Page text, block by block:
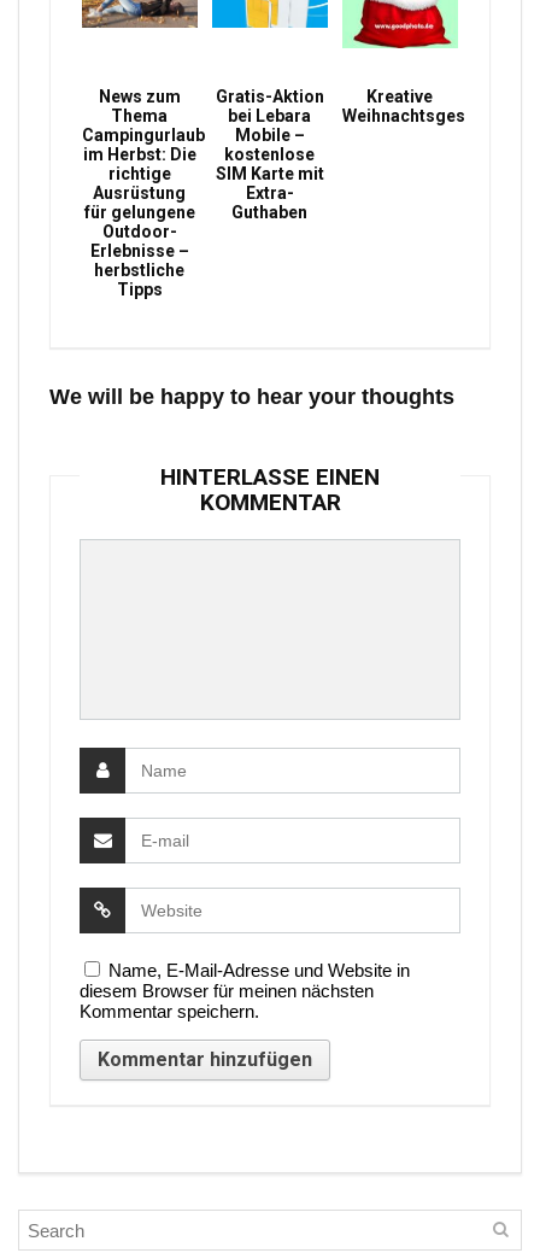
News zum
Thema
Campingurlaub
im Herbst: Die
richtige
Ausrüstung
für gelungene
Outdoor-
Erlebnisse –
herbstliche
Tipps
Gratis-Aktion
bei Lebara
Mobile –
kostenlose
SIM Karte mit
Extra-
Guthaben
Kreative
Weihnachtsgeschenke
We will be happy to hear your thoughts
HINTERLASSE EINEN
KOMMENTAR
Name, E-Mail-Adresse und Website in
diesem Browser für meinen nächsten
Kommentar speichern.